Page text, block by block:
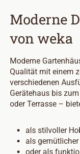
Moderne
von weka
Moderne
Qualität mit einem
verschiedenen
Gerätehaus bis
oder Terrasse –
als stilvoller
als
oder als